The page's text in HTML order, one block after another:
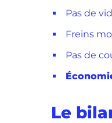
Pas de
Freins
Pas de
Le